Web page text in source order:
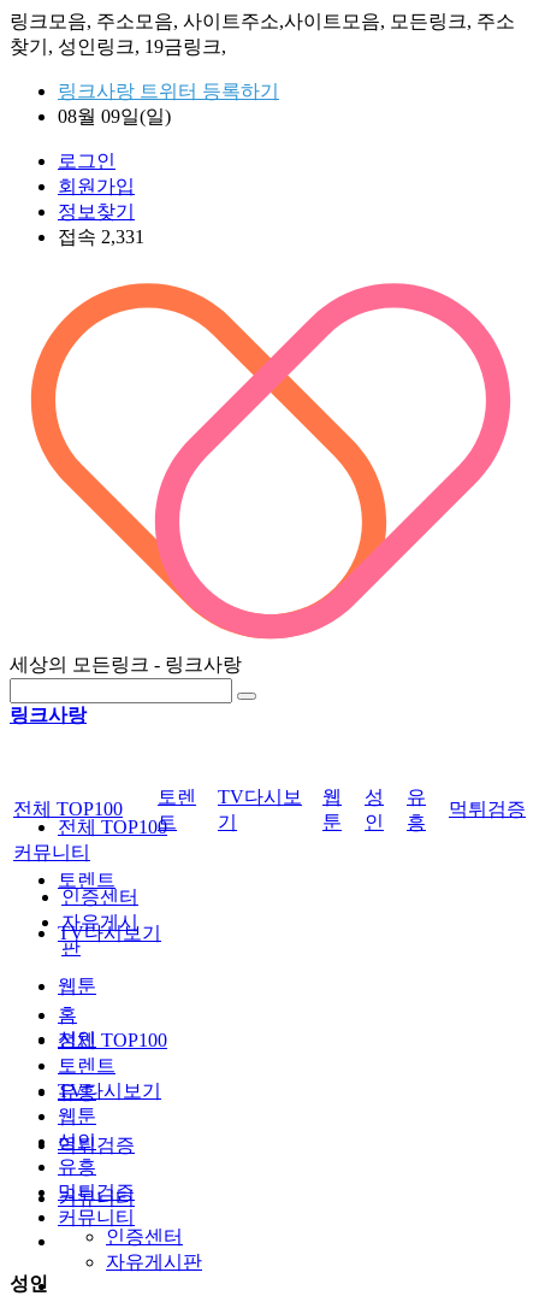
링크모음, 주소모음, 사이트주소,사이트모음, 모든링크, 주소
찾기, 성인링크, 19금링크,
링크사랑 트위터 등록하기
08월 09일(일)
로그인
회원가입
정보찾기
접속 2,331
세상의 모든링크 - 링크사랑
링크사랑
전체 TOP100
토렌트
TV다시보기
웹툰
성인
유흥
먹튀검증
커뮤니티
인증센터
자유게시판
전체 TOP100
토렌
트
TV다시보
기
웹
툰
성
인
유
흥
먹튀검증
커뮤니티
인증센터
자유게시
판
홈
전체 TOP100
토렌트
TV다시보기
웹툰
성인
유흥
먹튀검증
커뮤니티
성인